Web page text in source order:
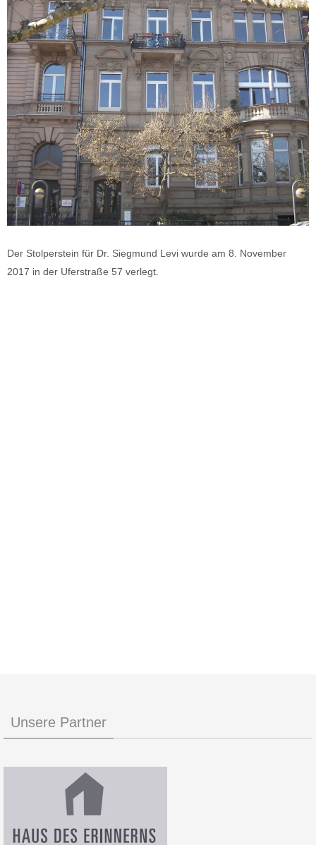
Der Stolperstein für Dr. Siegmund Levi wurde am 8. November
2017 in der Uferstraße 57 verlegt.
Unsere Partner